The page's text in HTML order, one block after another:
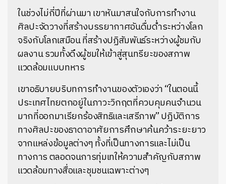
ในช่วงไม่กี่ปีที่ผ่านมา เขาหันมาสนใจกับการทำงาน
ศิลปะจัดวางที่สร้างบรรยากาศอันดื่มด่ำระหว่างโลก
จริงกับโลกเสมือน ที่สร้างปฏิสัมพันธ์ระหว่างผู้ชมกับ
ผลงาน รวมทั้งดึงผู้ชมให้เข้าสู่สุนทรียะของสภาพ
แวดล้อมแบบทหาร
เขาอธิบายบริบทการทำงานของตัวเองว่า “ในตอนนี้
ประเทศไทยตกอยู่ในภาวะวิกฤตที่ควบคุมคนจำนวน
มากที่ออกมาเรียกร้องสิทธิและเสรีภาพ” ปฏิบัติการ
ทางศิลปะของธาดาอาศัยการศึกษาค้นคว้าระยะยาว
จากแหล่งข้อมูลต่างๆ ทั้งที่เป็นทางการและไม่เป็น
ทางการ ตลอดจนการทุ่มเทให้ความสำคัญกับสภาพ
แวดล้อมทางสื่อและชุมชนเฉพาะต่างๆ